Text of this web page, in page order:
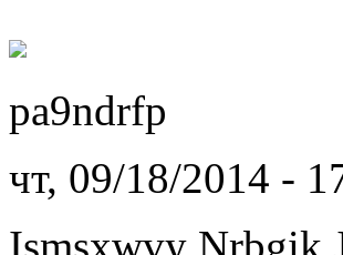
pa9ndrfp
чт, 09/18/2014 -
Ismsxwvy Nrbgik